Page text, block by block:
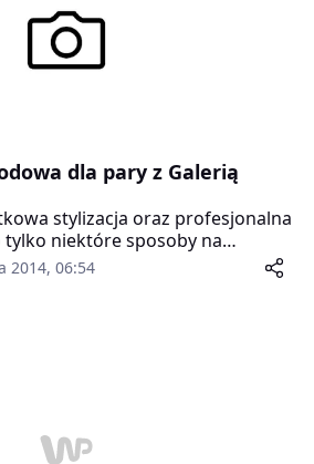
w pracy również można, a
i elegancką!
dla pary z Galerią
stylizacja oraz profesjonalna
tylko niektóre sposoby na
i zakochanie się w sobie na
Galerii Krakowskiej każda
2014, 06:54